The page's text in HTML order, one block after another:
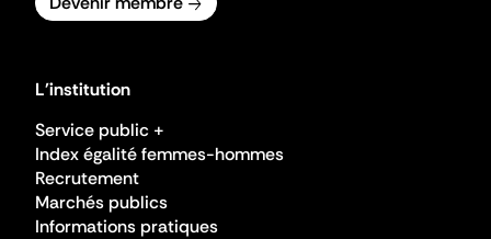
L'institution
Service public +
Index égalité femmes-hommes
Recrutement
Marchés publics
Informations pratiques